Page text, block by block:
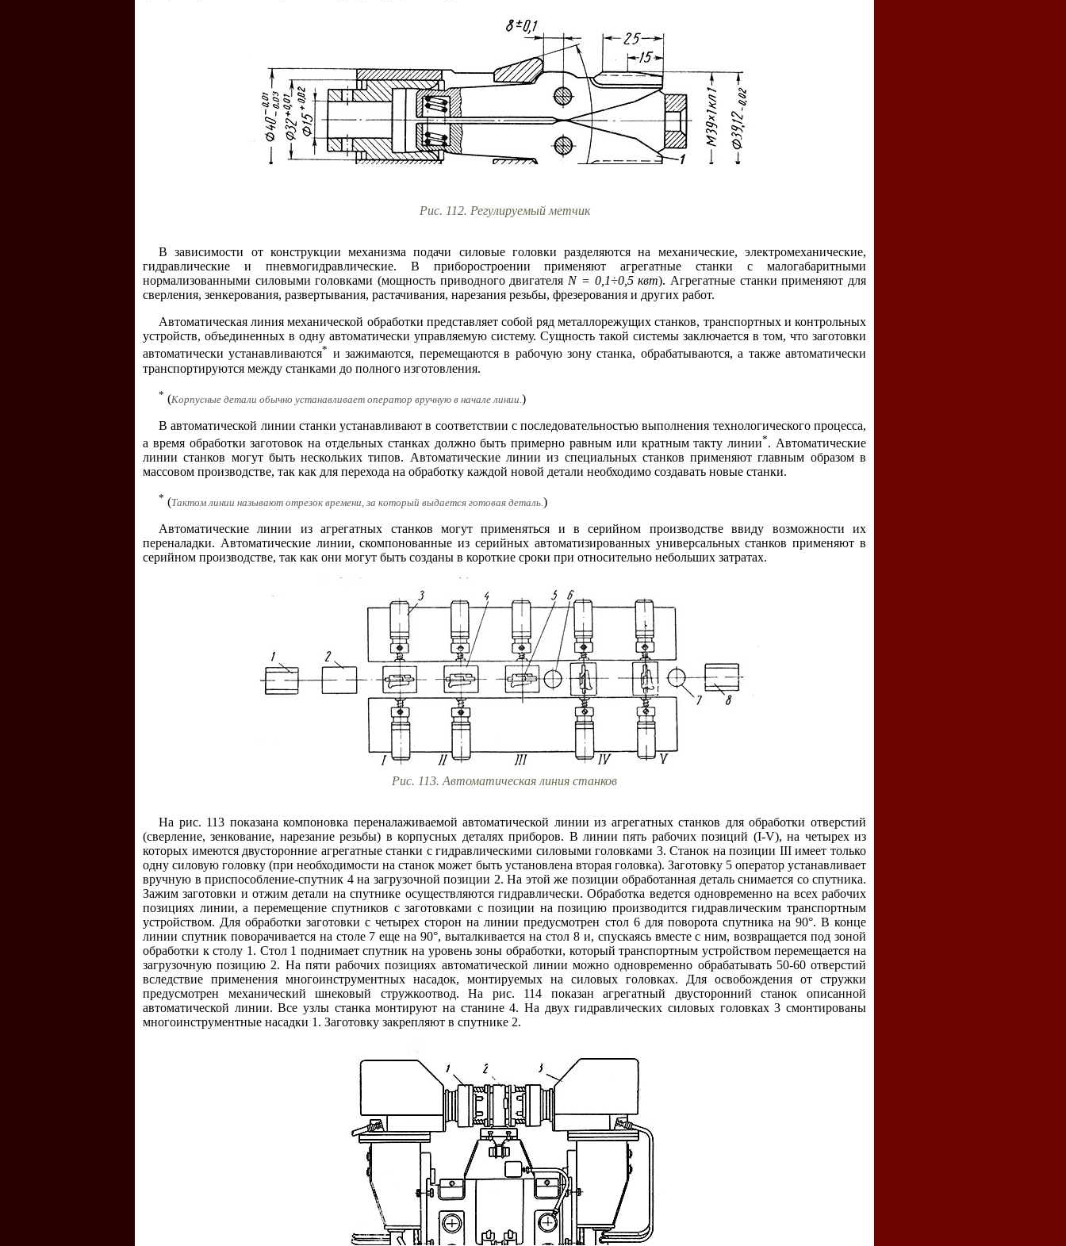
Рис. 112. Регулируемый метчик
В зависимости от конструкции механизма подачи силовые головки разделяются на механические, электромеханические,
гидравлические и пневмогидравлические. В приборостроении применяют агрегатные станки с малогабаритными
нормализованными силовыми головками (мощность приводного двигателя N = 0,1÷0,5 квт). Агрегатные станки применяют для
сверления, зенкерования, развертывания, растачивания, нарезания резьбы, фрезерования и других работ.
Автоматическая линия механической обработки представляет собой ряд металлорежущих станков, транспортных и контрольных
устройств, объединенных в одну автоматически управляемую систему. Сущность такой системы заключается в том, что заготовки
автоматически устанавливаются* и зажимаются, перемещаются в рабочую зону станка, обрабатываются, а также автоматически
транспортируются между станками до полного изготовления.
* (Корпусные детали обычно устанавливает оператор вручную в начале линии.)
В автоматической линии станки устанавливают в соответствии с последовательностью выполнения технологического процесса,
а время обработки заготовок на отдельных станках должно быть примерно равным или кратным такту линии*. Автоматические
линии станков могут быть нескольких типов. Автоматические линии из специальных станков применяют главным образом в
массовом производстве, так как для перехода на обработку каждой новой детали необходимо создавать новые станки.
* (Тактом линии называют отрезок времени, за который выдается готовая деталь.)
Автоматические линии из агрегатных станков могут применяться и в серийном производстве ввиду возможности их
переналадки. Автоматические линии, скомпонованные из серийных автоматизированных универсальных станков применяют в
серийном производстве, так как они могут быть созданы в короткие сроки при относительно небольших затратах.
Рис. 113. Автоматическая линия станков
На рис. 113 показана компоновка переналаживаемой автоматической линии из агрегатных станков для обработки отверстий
(сверление, зенкование, нарезание резьбы) в корпусных деталях приборов. В линии пять рабочих позиций (I-V), на четырех из
которых имеются двусторонние агрегатные станки с гидравлическими силовыми головками 3. Станок на позиции III имеет только
одну силовую головку (при необходимости на станок может быть установлена вторая головка). Заготовку 5 оператор устанавливает
вручную в приспособление-спутник 4 на загрузочной позиции 2. На этой же позиции обработанная деталь снимается со спутника.
Зажим заготовки и отжим детали на спутнике осуществляются гидравлически. Обработка ведется одновременно на всех рабочих
позициях линии, а перемещение спутников с заготовками с позиции на позицию производится гидравлическим транспортным
устройством. Для обработки заготовки с четырех сторон на линии предусмотрен стол 6 для поворота спутника на 90°. В конце
линии спутник поворачивается на столе 7 еще на 90°, выталкивается на стол 8 и, спускаясь вместе с ним, возвращается под зоной
обработки к столу 1. Стол 1 поднимает спутник на уровень зоны обработки, который транспортным устройством перемещается на
загрузочную позицию 2. На пяти рабочих позициях автоматической линии можно одновременно обрабатывать 50-60 отверстий
вследствие применения многоинструментных насадок, монтируемых на силовых головках. Для освобождения от стружки
предусмотрен механический шнековый стружкоотвод. На рис. 114 показан агрегатный двусторонний станок описанной
автоматической линии. Все узлы станка монтируют на станине 4. На двух гидравлических силовых головках 3 смонтированы
многоинструментные насадки 1. Заготовку закрепляют в спутнике 2.